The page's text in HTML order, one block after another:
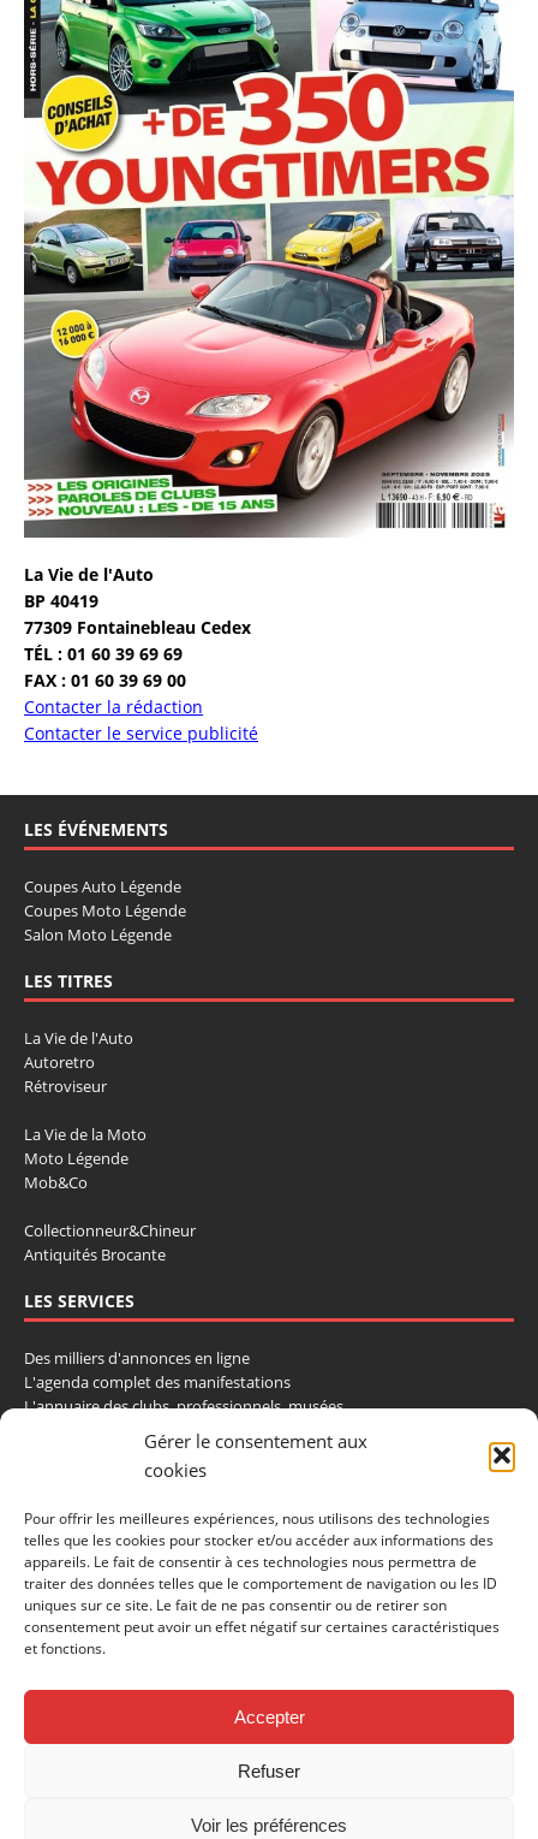
Gérer le consentement aux
cookies
Pour offrir les meilleures expériences, nous utilisons des technologies
telles que les cookies pour stocker et/ou accéder aux informations des
appareils. Le fait de consentir à ces technologies nous permettra de
traiter des données telles que le comportement de navigation ou les ID
uniques sur ce site. Le fait de ne pas consentir ou de retirer son
consentement peut avoir un effet négatif sur certaines caractéristiques
et fonctions.
Accepter
Refuser
Voir les préférences
La Vie de l'Auto
BP 40419
77309 Fontainebleau Cedex
TÉL : 01 60 39 69 69
FAX : 01 60 39 69 00
Contacter la rédaction
Contacter le service publicité
LES ÉVÉNEMENTS
Coupes Auto Légende
Coupes Moto Légende
Salon Moto Légende
LES TITRES
La Vie de l'Auto
Autoretro
Rétroviseur
La Vie de la Moto
Moto Légende
Mob&Co
Collectionneur&Chineur
Antiquités Brocante
LES SERVICES
Des milliers d'annonces en ligne
L'agenda complet des manifestations
L'annuaire des clubs, professionnels, musées
La cote et les ventes aux enchères
La Boutique du Collectionneur
CONTACTEZ-NOUS
LA VIE DE L'AUTO
BP 40419
77309 Fontainebleau Cedex
Fax: 01 60 39 69 00
Nous contacter par email